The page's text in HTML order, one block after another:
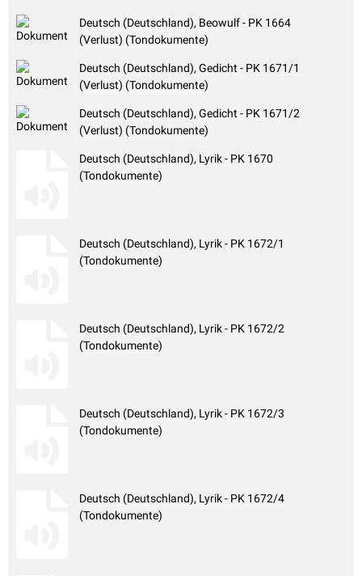
Deutsch (Deutschland), Beowulf - PK 1664
(Verlust) (Tondokumente)
Deutsch (Deutschland), Gedicht - PK 1671/1
(Verlust) (Tondokumente)
Deutsch (Deutschland), Gedicht - PK 1671/2
(Verlust) (Tondokumente)
Deutsch (Deutschland), Lyrik - PK 1670
(Tondokumente)
Deutsch (Deutschland), Lyrik - PK 1672/1
(Tondokumente)
Deutsch (Deutschland), Lyrik - PK 1672/2
(Tondokumente)
Deutsch (Deutschland), Lyrik - PK 1672/3
(Tondokumente)
Deutsch (Deutschland), Lyrik - PK 1672/4
(Tondokumente)